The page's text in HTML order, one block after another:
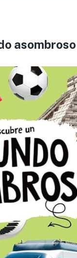
asombroso